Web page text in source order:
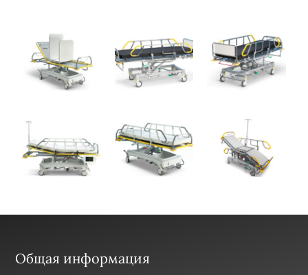
Общая информация